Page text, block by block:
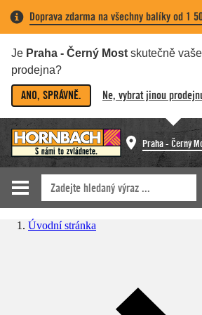
Doprava zdarma na všechny balíky od 1
Je Praha - Černý Most skutečně vaše
prodejna?
ANO, SPRÁVNĚ. Ne, vybrat jinou
Praha - Černý
Úvodní stránka